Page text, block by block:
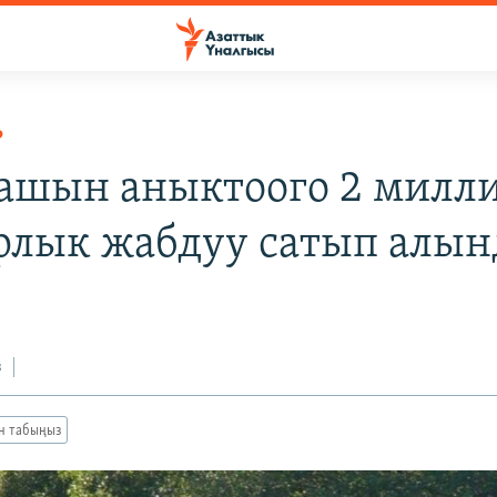
аныктоого 2
жабдуу сатып
табыңыз